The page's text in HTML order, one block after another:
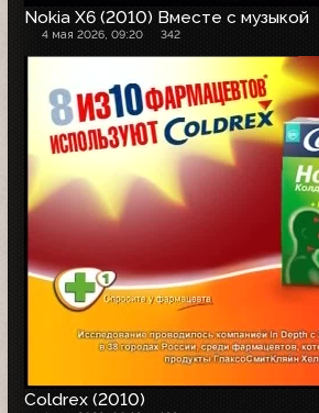
Nokia X6 (2010) Вместе с музыкой
4 мая 2026, 09:20 342
Coldrex (2010)